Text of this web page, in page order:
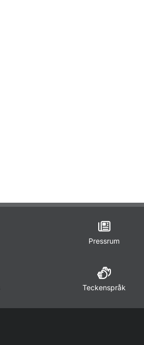
Pressrum
Teckenspråk